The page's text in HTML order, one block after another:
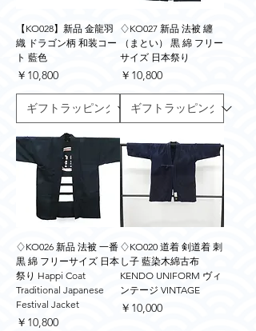
【KO028】新品 金龍羽
織 ドラゴン柄 和装コー
ト 藍色
価格
￥10,800
♢KO027 新品 法被 纏
（まとい） 黒 綿 フリー
サイズ 日本祭り
価格
￥10,800
♢KO026 新品 法被 一番
黒 綿 フリーサイズ 日本
祭り Happi Coat
Traditional Japanese
Festival Jacket
価格
￥10,800
♢KO020 道着 剣道着 刺
し子 藍染木綿古布
KENDO UNIFORM ヴィ
ンテージ VINTAGE
価格
￥10,000